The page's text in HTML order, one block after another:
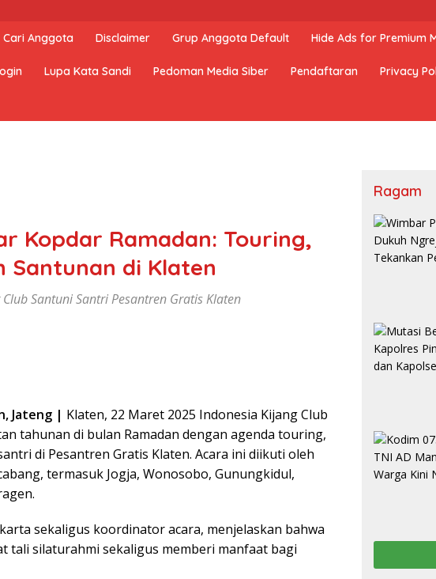
Cari Anggota Disclaimer Grup Anggota Default Hide Ads for Premium
Lupa Kata Sandi Pedoman Media Siber Pendaftaran Privacy
Kopdar Ramadan: Touring,
Santunan di Klaten
Santuni Santri Pesantren Gratis Klaten
Jateng | Klaten, 22 Maret 2025 Indonesia Kijang Club
tahunan di bulan Ramadan dengan agenda touring,
di Pesantren Gratis Klaten. Acara ini diikuti oleh
termasuk Jogja, Wonosobo, Gunungkidul,
sekaligus koordinator acara, menjelaskan bahwa
tali silaturahmi sekaligus memberi manfaat bagi
Ragam